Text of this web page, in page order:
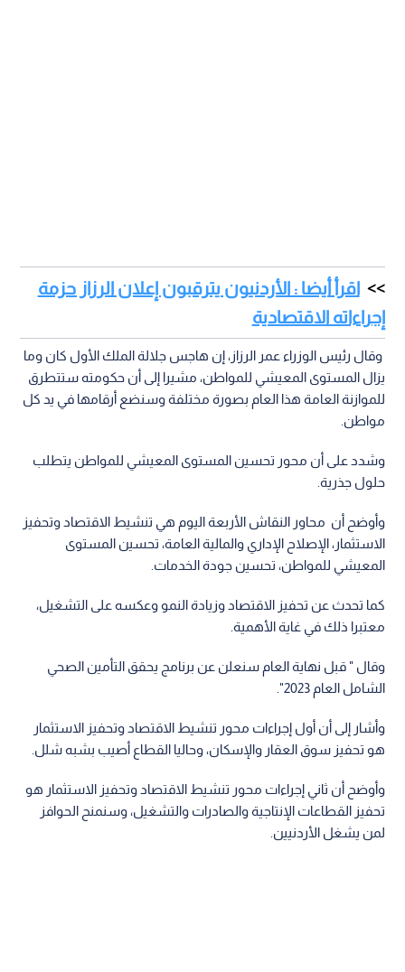
اقرأ أيضا : الأردنيون يترقبون إعلان الرزاز حزمة
إجراءاته الاقتصادية
وقال رئيس الوزراء عمر الرزاز، إن هاجس جلالة الملك الأول كان وما
يزال المستوى المعيشي للمواطن، مشيرا إلى أن حكومته ستتطرق
للموازنة العامة هذا العام بصورة مختلفة وسنضع أرقامها في يد كل
مواطن.
وشدد على أن محور تحسين المستوى المعيشي للمواطن يتطلب
حلول جذرية.
وأوضح أن محاور النقاش الأربعة اليوم هي تنشيط الاقتصاد وتحفيز
الاستثمار، الإصلاح الإداري والمالية العامة، تحسين المستوى
المعيشي للمواطن، تحسين جودة الخدمات.
كما تحدث عن تحفيز الاقتصاد وزيادة النمو وعكسه على التشغيل،
معتبرا ذلك في غاية الأهمية.
وقال " قبل نهاية العام سنعلن عن برنامج يحقق التأمين الصحي
الشامل العام 2023".
وأشار إلى أن أول إجراءات محور تنشيط الاقتصاد وتحفيز الاستثمار
هو تحفيز سوق العقار والإسكان، وحاليا القطاع أصيب بشبه شلل.
وأوضح أن ثاني إجراءات محور تنشيط الاقتصاد وتحفيز الاستثمار هو
تحفيز القطاعات الإنتاجية والصادرات والتشغيل، وسنمنح الحوافز
لمن يشغل الأردنيين.